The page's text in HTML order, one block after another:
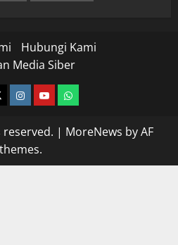
Hubungi Kami
Media Siber
instagram.com
youtubewhatsapp
| MoreNews by AF
themes.